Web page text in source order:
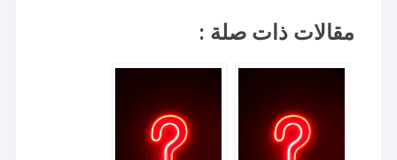
مقالات ذات صلة :